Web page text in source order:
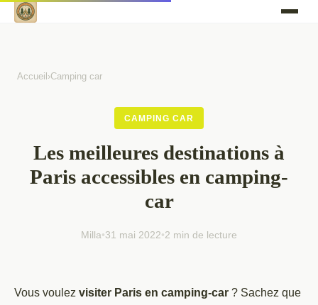
Accueil ›Camping car
CAMPING CAR
Les meilleures destinations à
Paris accessibles en camping-
car
Milla•31 mai 2022•2 min de lecture
Vous voulez visiter Paris en camping-car ? Sachez que